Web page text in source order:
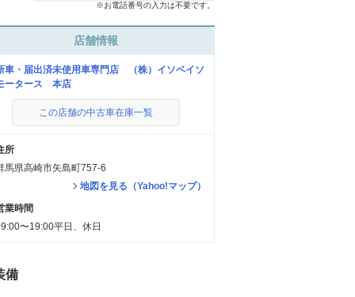
※お電話番号の入力は不要です。
店舗情報
車・届出済未使用車専門店 （株）イソベイソ
ータース 本店
この店舗の中古車在庫一覧
所
馬県高崎市矢島町757-6
地図を見る（Yahoo!マップ）
業時間
〜19:00平日、休日
備